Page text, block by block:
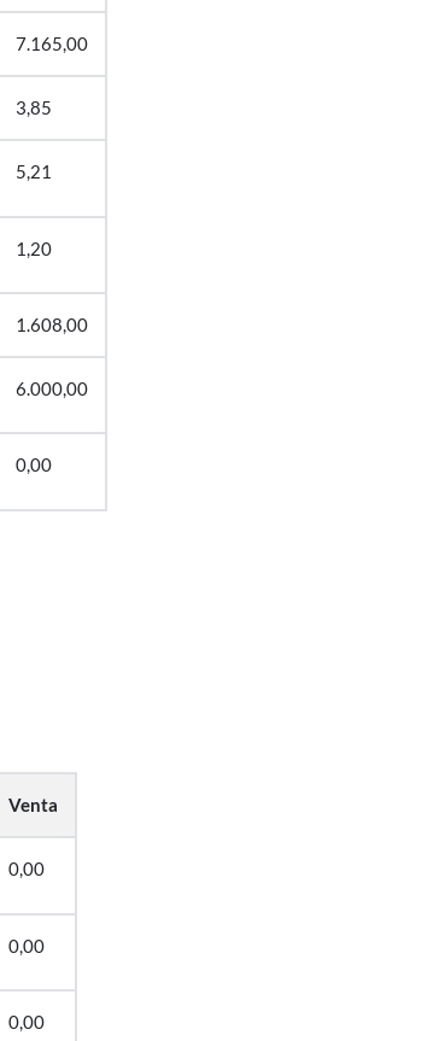
7.165,00
3,85
5,21
1,20
1.608,00
6.000,00
0,00
Venta
0,00
0,00
0,00